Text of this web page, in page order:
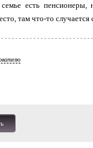
есть
там что-то